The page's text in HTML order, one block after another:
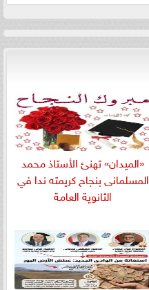
«الميدان» تهنئ الأستاذ محمد
المسلمانى بنجاح كريمته ندا في
الثانوية العامة